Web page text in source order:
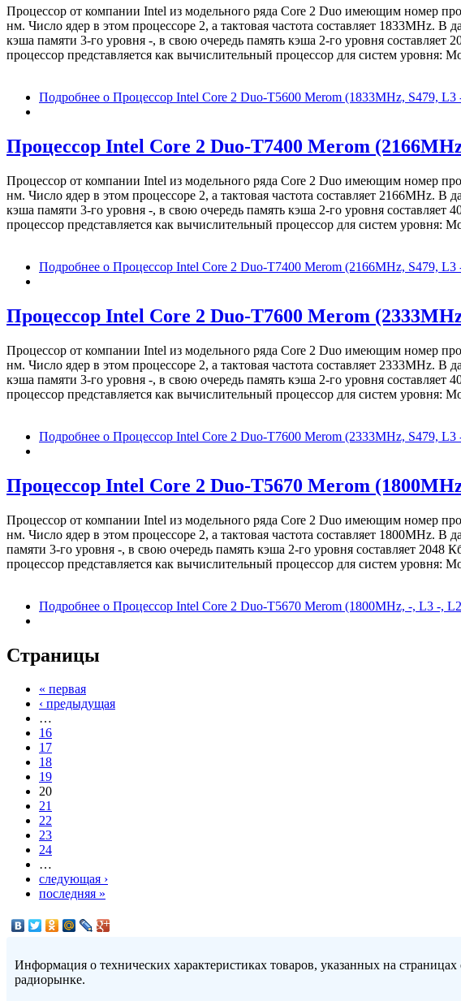
Процессор от компании Intel из модельного ряда Core 2 Duo имеющим номер
нм. Число ядер в этом процессоре 2, а тактовая частота составляет 1833MHz.
кэша памяти 3-го уровня -, в свою очередь память кэша 2-го уровня
процессор представляется как вычислительный процессор для систем
Подробнее о Процессор Intel Core 2 Duo-T5600 Merom (1833MHz, S479,
Процессор Intel Core 2 Duo-T7400 Merom
Процессор от компании Intel из модельного ряда Core 2 Duo имеющим номер
нм. Число ядер в этом процессоре 2, а тактовая частота составляет 2166MHz.
кэша памяти 3-го уровня -, в свою очередь память кэша 2-го уровня
процессор представляется как вычислительный процессор для систем
Подробнее о Процессор Intel Core 2 Duo-T7400 Merom (2166MHz, S479,
Процессор Intel Core 2 Duo-T7600 Merom
Процессор от компании Intel из модельного ряда Core 2 Duo имеющим номер
нм. Число ядер в этом процессоре 2, а тактовая частота составляет 2333MHz.
кэша памяти 3-го уровня -, в свою очередь память кэша 2-го уровня
процессор представляется как вычислительный процессор для систем
Подробнее о Процессор Intel Core 2 Duo-T7600 Merom (2333MHz, S479,
Процессор Intel Core 2 Duo-T5670 Merom
Процессор от компании Intel из модельного ряда Core 2 Duo имеющим номер
нм. Число ядер в этом процессоре 2, а тактовая частота составляет
памяти 3-го уровня -, в свою очередь память кэша 2-го уровня составляет
процессор представляется как вычислительный процессор для систем
Подробнее о Процессор Intel Core 2 Duo-T5670 Merom (1800MHz, -, L3 -,
Страницы
« первая
‹ предыдущая
…
16
17
18
19
20
21
22
23
24
…
следующая ›
последняя »
Информация о технических характеристиках товаров, указанных на
радиорынке.